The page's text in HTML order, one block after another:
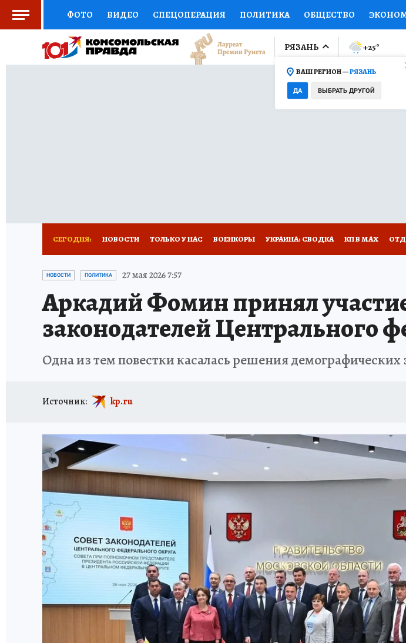
ФОТО ВИДЕО СПЕЦОПЕРАЦИЯ ПОЛИТИКА ОБЩЕСТВО
СОЦПОДДЕРЖКА НАУКА СПОРТ КОЛУМНИСТЫ ПРОИСШЕСТВИЯ
ОТКРЫВАЕМ МИР Я ЗНАЮ
ПРОМОКОДЫ СЕРИАЛЫ
РЯЗАНЬ
ВАШ РЕГИОН —РЯЗАНЬ
ДА ВЫБРАТЬ ДРУГОЙ
+25°
СЕГОДНЯ: НОВОСТИ ТОЛЬКО У НАС ВОЕНКОРЫ УКРАИНА: СВОДКА КП В МАХ
АФИША ИСПЫТАНО НА СЕБЕ
НОВОСТИ ПОЛИТИКА 27 мая 2026 7:57
Аркадий Фомин принял
законодателей Центрального
Одна из тем повестки касалась решения
Источник: kp.ru